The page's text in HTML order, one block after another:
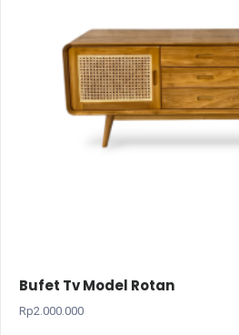
Bufet Tv Model Rotan
Rp2.000.000